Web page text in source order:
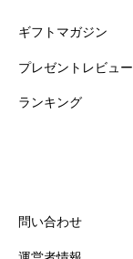
ニックネーム
ギフトマガジン
プレゼントレビュー
ランキング
問い合わせ